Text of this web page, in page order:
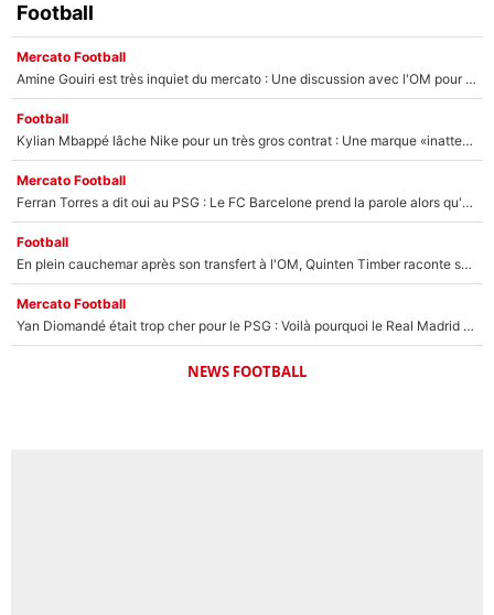
Football
Mercato Football
Amine Gouiri est très inquiet du mercato : Une discussion avec l'OM pour acter son transfert !
Football
Kylian Mbappé lâche Nike pour un très gros contrat : Une marque «inattendue» va frapper très fort
Mercato Football
Ferran Torres a dit oui au PSG : Le FC Barcelone prend la parole alors qu'un transfert de l'attaquant espagnol prend forme
Football
En plein cauchemar après son transfert à l'OM, Quinten Timber raconte ses doutes après sa signature à Marseille
Mercato Football
Yan Diomandé était trop cher pour le PSG : Voilà pourquoi le Real Madrid a accepté de payer la somme record de 140M€ pour boucler son transfert !
NEWS FOOTBALL